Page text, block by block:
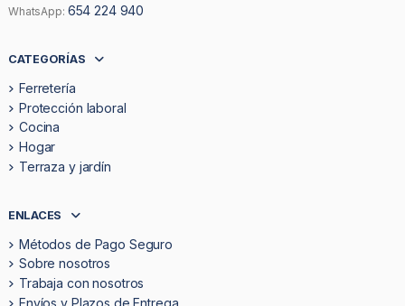
WhatsApp: 654 224 940
CATEGORÍAS
Ferretería
Protección laboral
Cocina
Hogar
Terraza y jardín
ENLACES
Métodos de Pago Seguro
Sobre nosotros
Trabaja con nosotros
Envíos y Plazos de Entrega